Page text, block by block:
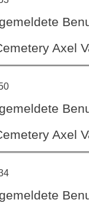
Axel
Axel